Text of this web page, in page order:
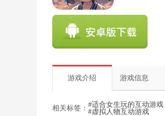
游戏介绍 游戏信息
相关标签： #适合女生玩的互动游戏
#虚拟人物互动游戏